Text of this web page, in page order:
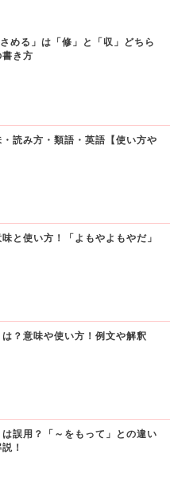
める」は「修」と「収」どちら
き方
・読み方・類語・英語【使い方や
味と使い方！「よもやよもやだ」
は？意味や使い方！例文や解釈
は誤用？「～をもって」との違い
！